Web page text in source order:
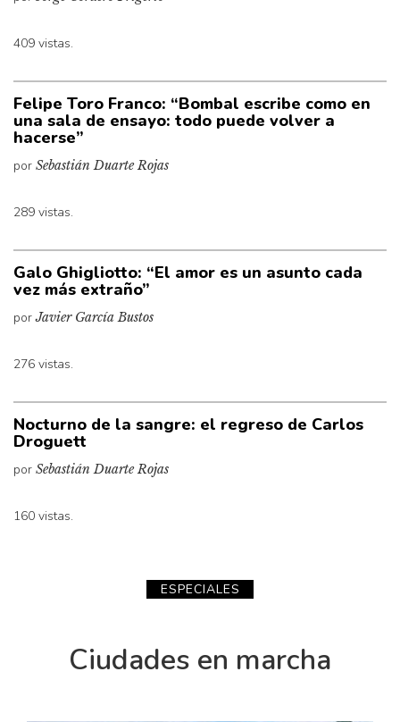
409 vistas.
Felipe Toro Franco: “Bombal escribe como en
una sala de ensayo: todo puede volver a
hacerse”
por Sebastián Duarte Rojas
289 vistas.
Galo Ghigliotto: “El amor es un asunto cada
vez más extraño”
porJavier García Bustos
276 vistas.
Nocturno de la sangre: el regreso de Carlos
Droguett
por Sebastián Duarte Rojas
160 vistas.
ESPECIALES
Ciudades en marcha